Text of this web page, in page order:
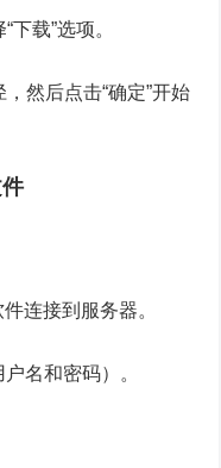
载”选项。
然后点击“确定”开始
连接到服务器。
名和密码）。